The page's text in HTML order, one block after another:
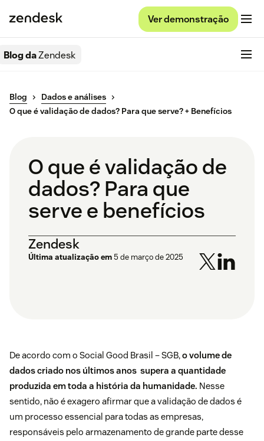
Ver demonstração
Blog daZendesk
Blog
Dados e análises
O que é validação de dados? Para que serve? + Benefícios
O que é validação de
dados? Para que
serve e benefícios
Zendesk
Última atualização em5 de março de 2025
De acordo com o Social Good Brasil – SGB,o volume de
dados criado nos últimos anos supera a quantidade
produzida em toda a história da humanidade. Nesse
sentido, não é exagero afirmar que a validação de dados é
um processo essencial para todas as empresas,
responsáveis pelo armazenamento de grande parte desse